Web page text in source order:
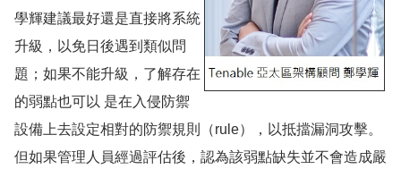
學輝建議最好還是直接將系統
升級，以免日後遇到類似問
題；如果不能升級，了解存在
的弱點也可以 是在入侵防禦
設備上去設定相對的防禦規則（rule），以抵擋漏洞攻擊。
但如果管理人員經過評估後，認為該弱點缺失並不會造成嚴